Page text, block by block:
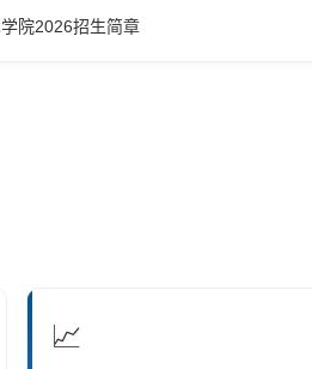
院2026招生简章
📈